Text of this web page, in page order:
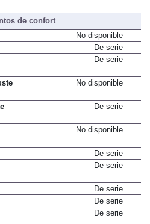
de confort
No disponible
De serie
De serie
No disponible
De serie
No disponible
De serie
De serie
De serie
De serie
De serie